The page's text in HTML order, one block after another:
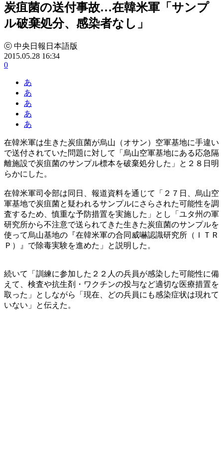
炭疽菌の送付事故…在韓米軍「サンプ
ル破棄処分、感染者なし」
ⓒ 中央日報日本語版
2015.05.28 16:34
0
あ
あ
あ
あ
あ
在韓米軍は生きた炭疽菌が烏山（オサン）空軍基地に手違い
で送付されていた問題に対して「烏山空軍基地にある応急隔
離施設で炭疽菌のサンプル標本を破棄処分した」と２８日明
らかにした。
在韓米軍司令部は同日、報道資料を通じて「２７日、烏山空
軍基地で炭疽菌と疑われるサンプルにさらされた可能性を調
査するため、慎重な予防措置を実施した」とし「ユタ州の軍
研究所から不注意で送られてきた生きた炭疽菌のサンプルを
使って烏山基地の『在韓米軍の合同威嚇認識研究所（ＩＴＲ
Ｐ）』で除毒実験を進めた」と説明した。
続いて「訓練に参加した２２人の兵員が感染した可能性に備
えて、検査や抗生剤・ワクチンの投与など適切な医療措置を
取った」としながら「現在、どの兵員にも感染症状は現れて
いない」と伝えた。